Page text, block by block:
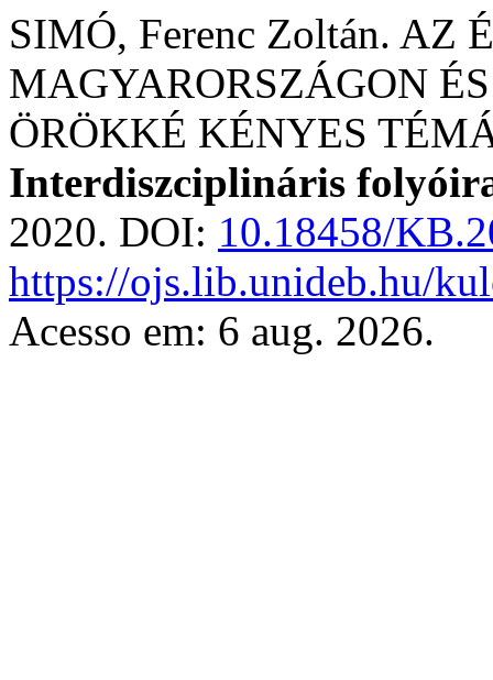
SIMÓ, Ferenc Zoltán. AZ
MAGYARORSZÁGON
ÖRÖKKÉ KÉNYES
Interdiszciplináris
2020. DOI: 10.18458/
https://ojs.lib.unideb.hu/
Acesso em: 6 aug. 2026.